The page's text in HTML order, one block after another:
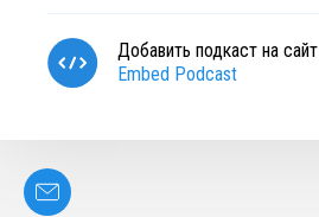
Добавить подкаст на сайт
Embed Podcast